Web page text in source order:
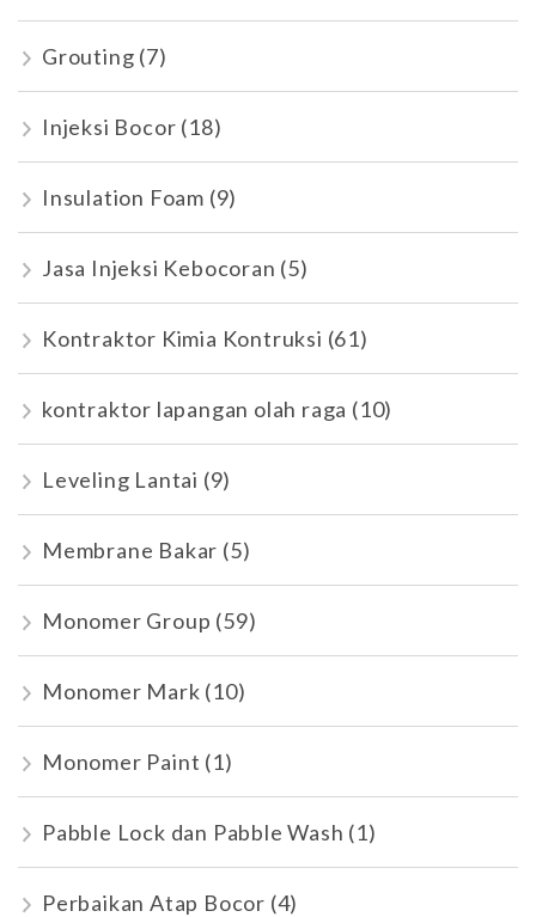
Grouting (7)
Injeksi Bocor (18)
Insulation Foam (9)
Jasa Injeksi Kebocoran (5)
Kontraktor Kimia Kontruksi (61)
kontraktor lapangan olah raga (10)
Leveling Lantai (9)
Membrane Bakar (5)
Monomer Group (59)
Monomer Mark (10)
Monomer Paint (1)
Pabble Lock dan Pabble Wash (1)
Perbaikan Atap Bocor (4)